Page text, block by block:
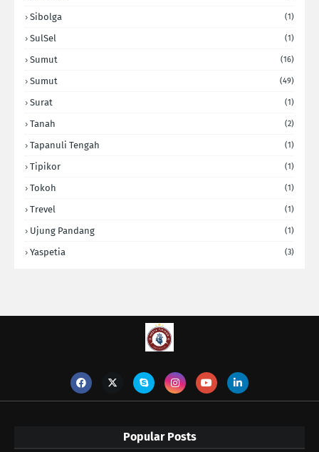
Sibolga (1)
SulSel (1)
Sumut (16)
Sumut (49)
Surat (1)
Tanah (2)
Tapanuli Tengah (1)
Tipikor (1)
Tokoh (1)
Trevel (1)
Ujung Pandang (1)
Yaspetia (3)
Popular Posts